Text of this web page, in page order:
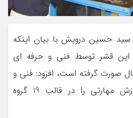
سید حسین درویش با بیان اینکه
این قشر توسط فنی و حرفه ای
ماهه امسال صورت گرفته است، افزود: فنی و
حرفه ای مازندران آموزش مهارتی را در قالب 19 گروه